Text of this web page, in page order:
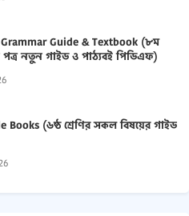
Guide & Textbook (৮ম
পত্র নতুন গাইড ও পাঠ্যবই পিডিএফ)
Books (৬ষ্ঠ শ্রেণির সকল বিষয়ের গাইড